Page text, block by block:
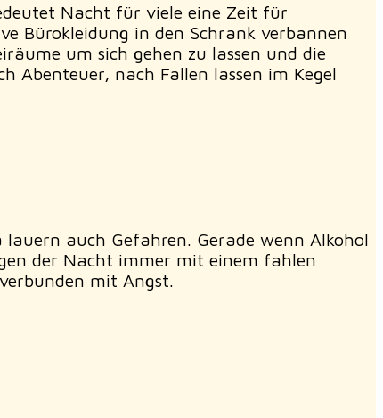
Nacht für viele eine Zeit für
Bürokleidung in den Schrank verbannen
um sich gehen zu lassen und die
Abenteuer, nach Fallen lassen im Kegel
auch Gefahren. Gerade wenn Alkohol
der Nacht immer mit einem fahlen
mit Angst.